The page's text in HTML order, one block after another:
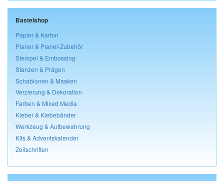
Bastelshop
Papier & Karton
Planer & Planer-Zubehör
Stempel & Embossing
Stanzen & Prägen
Schablonen & Masken
Verzierung & Dekoration
Farben & Mixed Media
Kleber & Klebebänder
Werkzeug & Aufbewahrung
Kits & Adventskalender
Zeitschriften